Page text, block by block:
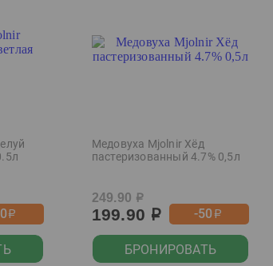
р
Медовуха Mjolnir Хёд
пастеризованный 4.7% 0,5л
249.90 р
199.90 р -50р
БРОНИРОВАТЬ